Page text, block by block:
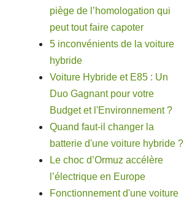
piège de l’homologation qui
peut tout faire capoter
5 inconvénients de la voiture
hybride
Voiture Hybride et E85 : Un
Duo Gagnant pour votre
Budget et l'Environnement ?
Quand faut-il changer la
batterie d'une voiture hybride ?
Le choc d’Ormuz accélère
l’électrique en Europe
Fonctionnement d'une voiture